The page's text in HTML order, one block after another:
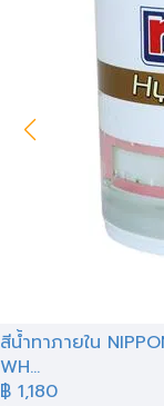
สีน้ำทาภายใน
WH...
฿ 1,180